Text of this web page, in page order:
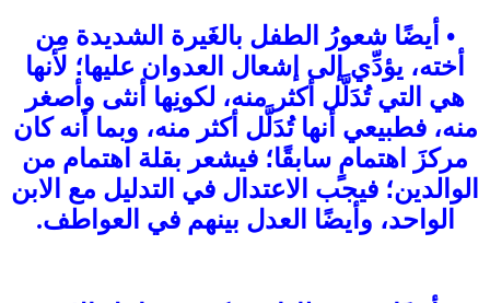
• أيضًا شعورُ الطفل بالغَيرة الشديدة مِن
أخته، يؤدِّي إلى إشعال العدوان عليها؛ لأنها
هي التي تُدَلَّل أكثر منه، لكونِها أنثى وأصغر
منه، فطبيعي أنها تُدَلَّل أكثر منه، وبما أنه كان
مركزَ اهتمامٍ سابقًا؛ فيشعر بقلة اهتمام من
الوالدين؛ فيجب الاعتدال في التدليل مع الابن
الواحد، وأيضًا العدل بينهم في العواطف.